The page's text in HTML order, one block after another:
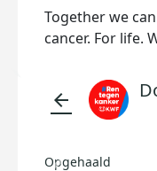
Together we
cancer. For life.
arrow_back
Opgehaald